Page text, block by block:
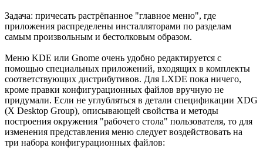
Задача: причесать растрёпанное "главное меню", где
приложения распределены инсталляторами по разделам
самым произвольным и бестолковым образом.
Меню KDE или Gnome очень удобно редактируется с
помощью специальных приложений, входящих в комплекты
соответствующих дистрибутивов. Для LXDE пока ничего,
кроме правки конфигурационных файлов вручную не
придумали. Если не углубляться в детали спецификации XDG
(X Desktop Group), описывающей свойства и методы
построения окружения "рабочего стола" пользователя, то для
изменения представления меню следует воздействовать на
три набора конфигурационных файлов: